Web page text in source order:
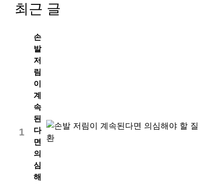
최근 글
1
손
발
저
림
이
계
속
된
다
면
의
심
해